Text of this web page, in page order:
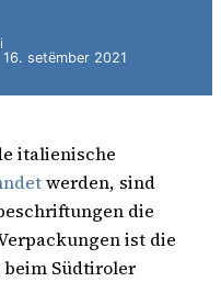
16. setëmber 2021
italienische
werden, sind
die
ist die
beim Südtiroler